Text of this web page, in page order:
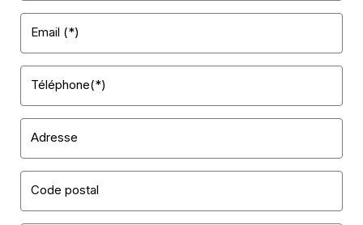
Email (*)
Téléphone(*)
Adresse
Code postal